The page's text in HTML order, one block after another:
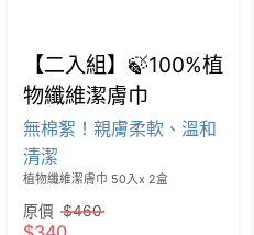
【二入組】🍃100%植
物纖維潔膚巾
無棉絮！親膚柔軟、溫和
清潔
植物纖維潔膚巾 50入x 2盒
原價 $460